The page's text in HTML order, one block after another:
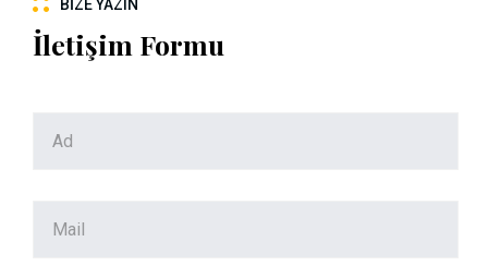
BIZE YAZIN
İletişim Formu